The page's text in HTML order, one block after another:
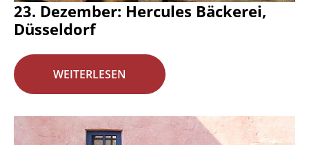
23. Dezember: Hercules Bäckerei,
Düsseldorf
WEITERLESEN